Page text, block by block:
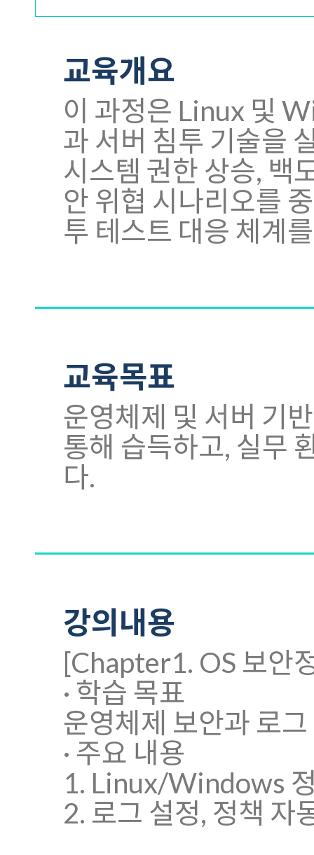
교육개요
이 과정은 Linux 및
과 서버 침투 기술을
시스템 권한 상승, 백
안 위협 시나리오를
투 테스트 대응 체계
교육목표
운영체제 및 서버 기
통해 습득하고, 실무
다.
강의내용
[Chapter1. OS 보안
· 학습 목표
운영체제 보안과 로
· 주요 내용
1. Linux/Windows
2. 로그 설정, 정책